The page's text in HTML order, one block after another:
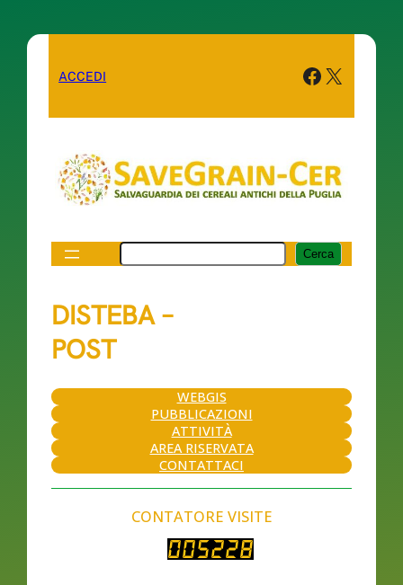
ACCEDI Facebook
X
Cerca Cerca
DISTEBA –
POST
WEBGIS
PUBBLICAZIONI
ATTIVITÀ
AREA RISERVATA
CONTATTACI
CONTATORE VISITE